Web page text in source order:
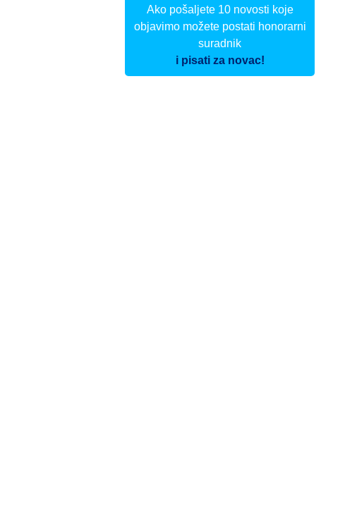
Ako pošaljete 10 novosti koje
objavimo možete postati honorarni
suradnik
i pisati za novac!